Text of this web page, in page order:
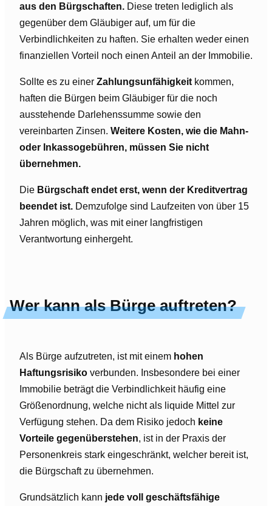
aus den Bürgschaften. Diese treten lediglich als
gegenüber dem Gläubiger auf, um für die
Verbindlichkeiten zu haften. Sie erhalten weder einen
finanziellen Vorteil noch einen Anteil an der Immobilie.
Sollte es zu einer Zahlungsunfähigkeit kommen,
haften die Bürgen beim Gläubiger für die noch
ausstehende Darlehenssumme sowie den
vereinbarten Zinsen. Weitere Kosten, wie die Mahn-
oder Inkassogebühren, müssen Sie nicht
übernehmen.
Die Bürgschaft endet erst, wenn der Kreditvertrag
beendet ist. Demzufolge sind Laufzeiten von über 15
Jahren möglich, was mit einer langfristigen
Verantwortung einhergeht.
Wer kann als Bürge auftreten?
Als Bürge aufzutreten, ist mit einem hohen
Haftungsrisiko verbunden. Insbesondere bei einer
Immobilie beträgt die Verbindlichkeit häufig eine
Größenordnung, welche nicht als liquide Mittel zur
Verfügung stehen. Da dem Risiko jedoch keine
Vorteile gegenüberstehen, ist in der Praxis der
Personenkreis stark eingeschränkt, welcher bereit ist,
die Bürgschaft zu übernehmen.
Grundsätzlich kann jede voll geschäftsfähige